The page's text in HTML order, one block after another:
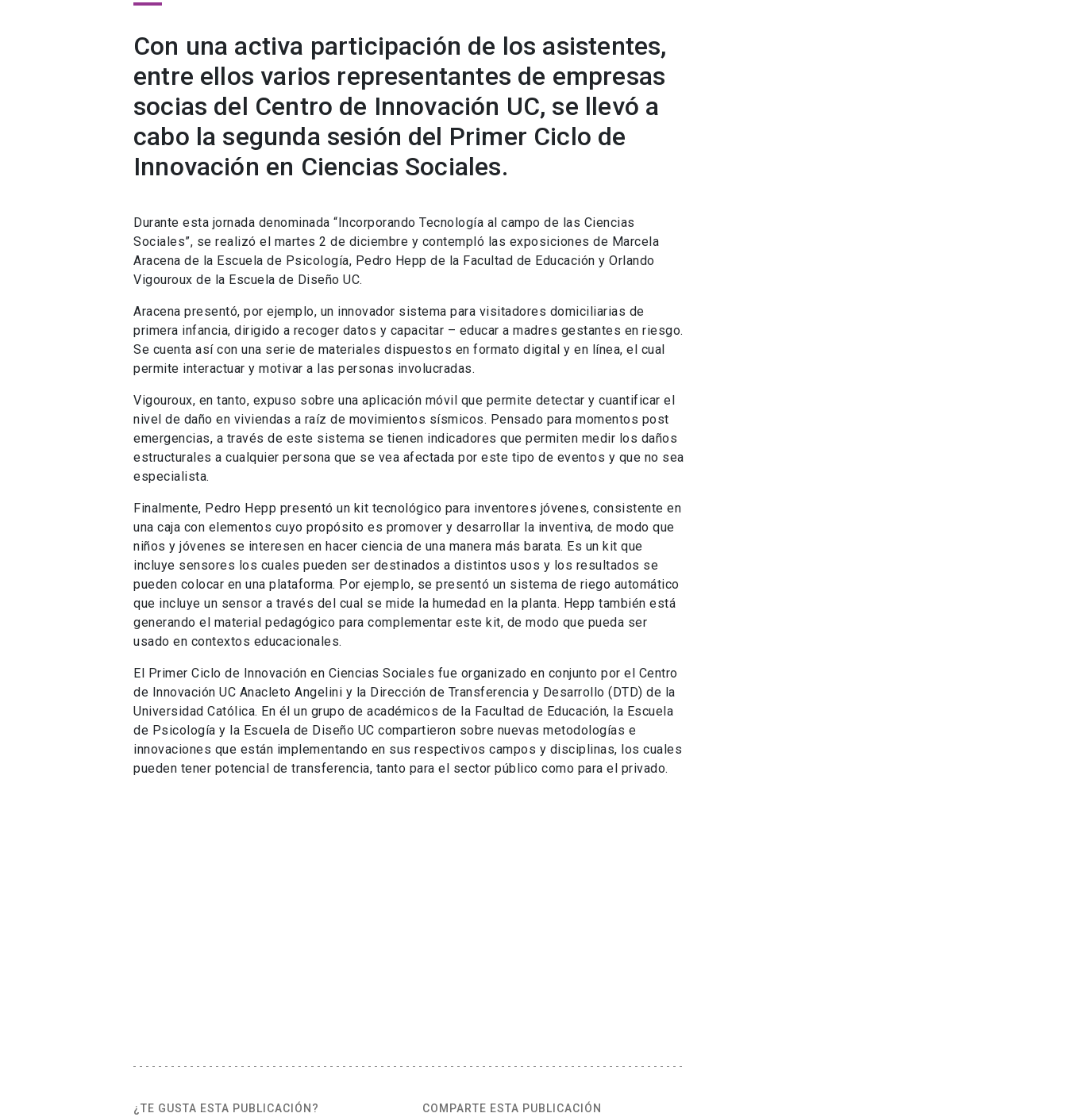
Con una activa participación de los asistentes,
entre ellos varios representantes de empresas
socias del Centro de Innovación UC, se llevó a
cabo la segunda sesión del Primer Ciclo de
Innovación en Ciencias Sociales.
Durante esta jornada denominada “Incorporando Tecnología al campo de las Ciencias
Sociales”, se realizó el martes 2 de diciembre y contempló las exposiciones de Marcela
Aracena de la Escuela de Psicología, Pedro Hepp de la Facultad de Educación y Orlando
Vigouroux de la Escuela de Diseño UC.
Aracena presentó, por ejemplo, un innovador sistema para visitadores domiciliarias de
primera infancia, dirigido a recoger datos y capacitar – educar a madres gestantes en riesgo.
Se cuenta así con una serie de materiales dispuestos en formato digital y en línea, el cual
permite interactuar y motivar a las personas involucradas.
Vigouroux, en tanto, expuso sobre una aplicación móvil que permite detectar y cuantificar el
nivel de daño en viviendas a raíz de movimientos sísmicos. Pensado para momentos post
emergencias, a través de este sistema se tienen indicadores que permiten medir los daños
estructurales a cualquier persona que se vea afectada por este tipo de eventos y que no sea
especialista.
Finalmente, Pedro Hepp presentó un kit tecnológico para inventores jóvenes, consistente en
una caja con elementos cuyo propósito es promover y desarrollar la inventiva, de modo que
niños y jóvenes se interesen en hacer ciencia de una manera más barata. Es un kit que
incluye sensores los cuales pueden ser destinados a distintos usos y los resultados se
pueden colocar en una plataforma. Por ejemplo, se presentó un sistema de riego automático
que incluye un sensor a través del cual se mide la humedad en la planta. Hepp también está
generando el material pedagógico para complementar este kit, de modo que pueda ser
usado en contextos educacionales.
El Primer Ciclo de Innovación en Ciencias Sociales fue organizado en conjunto por el Centro
de Innovación UC Anacleto Angelini y la Dirección de Transferencia y Desarrollo (DTD) de la
Universidad Católica. En él un grupo de académicos de la Facultad de Educación, la Escuela
de Psicología y la Escuela de Diseño UC compartieron sobre nuevas metodologías e
innovaciones que están implementando en sus respectivos campos y disciplinas, los cuales
pueden tener potencial de transferencia, tanto para el sector público como para el privado.
¿TE GUSTA ESTA PUBLICACIÓN? COMPARTE ESTA PUBLICACIÓN